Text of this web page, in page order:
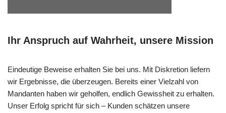
Ihr Anspruch auf Wahrheit, unsere Mission
Eindeutige Beweise erhalten Sie bei uns. Mit Diskretion liefern
wir Ergebnisse, die überzeugen. Bereits einer Vielzahl von
Mandanten haben wir geholfen, endlich Gewissheit zu erhalten.
Unser Erfolg spricht für sich – Kunden schätzen unsere